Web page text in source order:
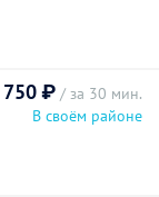
750 ₽ / за 30 мин.
В своём районе